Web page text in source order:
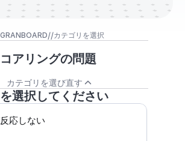
GRANBOARD//カテゴリを選択
アリングの問題
カテゴリを選び直す
選択してください
応しない